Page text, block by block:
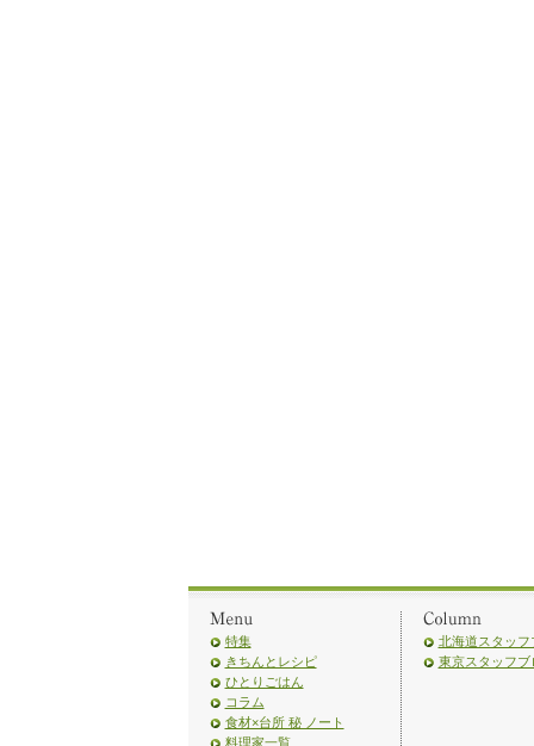
特集
きちんとレシピ
ひとりごはん
コラム
食材×台所 秘 ノート
料理家一覧
北海道スタッフ
東京スタッフブ